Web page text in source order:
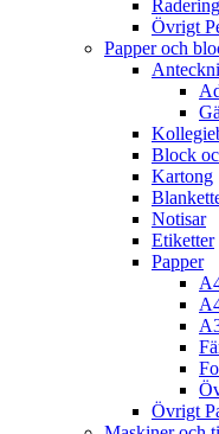
Övrigt
Papper och
Block
Kartong
Notisar
Etiketter
Papper
Övrigt